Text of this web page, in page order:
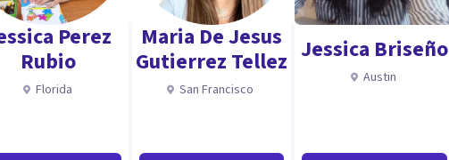
Perez
Rubio
Florida
Maria De Jesus
Gutierrez Tellez
San Francisco
Jessica Briseño
Austin